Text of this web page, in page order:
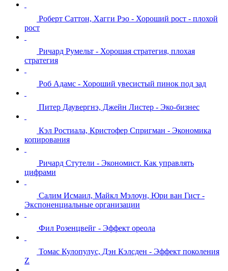
Роберт Саттон, Хагги Рэо - Хороший рост - плохой
рост
Ричард Румельт - Хорошая стратегия, плохая
стратегия
Роб Адамс - Хороший увесистый пинок под зад
Питер Даувергнэ, Джейн Листер - Эко-бизнес
Кэл Ростиала, Кристофер Спригман - Экономика
копирования
Ричард Стутели - Экономист. Как управлять
цифрами
Салим Исмаил, Майкл Мэлоун, Юри ван Гист -
Экспоненциальные организации
Фил Розенцвейг - Эффект ореола
Томас Кулопулус, Дэн Кэлсден - Эффект поколения
Z